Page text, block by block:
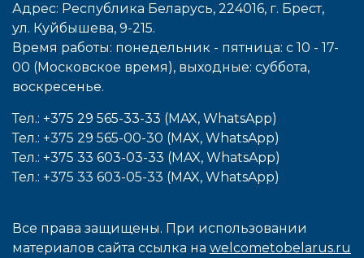
Адрес: Республика Беларусь, 224016, г. Брест,
ул. Куйбышева, 9-215.
Время работы: понедельник - пятница: с 10 - 17-
00 (Московское время), выходные: cуббота,
воcкресенье.
Тел.: +375 29 565-33-33 (MAX, WhatsApp)
Тел.: +375 29 565-00-30 (MAX, WhatsApp)
Тел.: +375 33 603-03-33 (MAX, WhatsApp)
Тел.: +375 33 603-05-33 (MAX, WhatsApp)
Все права защищены. При использовании
материалов сайта ссылка на welcometobelarus.ru